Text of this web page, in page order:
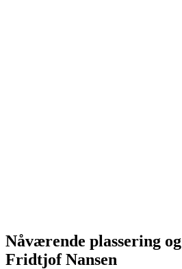
Nåværende plassering og
Fridtjof Nansen